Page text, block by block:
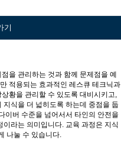
기
을 관리하는 것과 함께 문제점을 예
적용되는 효과적인 레스큐 테크닉과
황을 관리할 수 있도록 대비시키고,
식을 더 넓히도록 하는데 중점을 둡
이버 수준을 넘어서서 타인의 안전을
라는 의미입니다. 교육 과정은 지식
나눌 수 있습니다.